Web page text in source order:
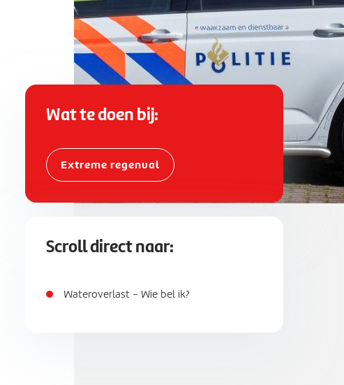
{
"lat":
4,7899354
Wat te doen bij:
Extreme regenval
Scroll direct naar:
Wateroverlast - Wie bel ik?